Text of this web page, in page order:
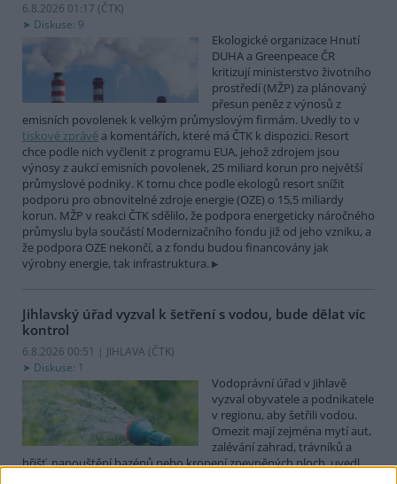
6.8.2026 01:17 (ČTK)
Diskuse: 9
Ekologické organizace Hnutí
DUHA a Greenpeace ČR
kritizují ministerstvo životního
prostředí (MŽP) za plánovaný
přesun peněz z výnosů z
emisních povolenek k velkým průmyslovým firmám. Uvedly to v
tiskové zprávě a komentářích, které má ČTK k dispozici. Resort
chce podle nich vyčlenit z programu EUA, jehož zdrojem jsou
výnosy z aukcí emisních povolenek, 25 miliard korun pro největší
průmyslové podniky. K tomu chce podle ekologů resort snížit
podporu pro obnovitelné zdroje energie (OZE) o 15,5 miliardy
korun. MŽP v reakci ČTK sdělilo, že podpora energeticky náročného
průmyslu byla součástí Modernizačního fondu již od jeho vzniku, a
že podpora OZE nekončí, a z fondu budou financovány jak
výrobny energie, tak infrastruktura.
Jihlavský úřad vyzval k šetření s vodou, bude dělat víc
kontrol
6.8.2026 00:51 | JIHLAVA (ČTK)
Diskuse: 1
Vodoprávní úřad v Jihlavě
vyzval obyvatele a podnikatele
v regionu, aby šetřili vodou.
Omezit mají zejména mytí aut,
zalévání zahrad, trávníků a
hřišť, napouštění bazénů nebo kropení zpevněných ploch, uvedl